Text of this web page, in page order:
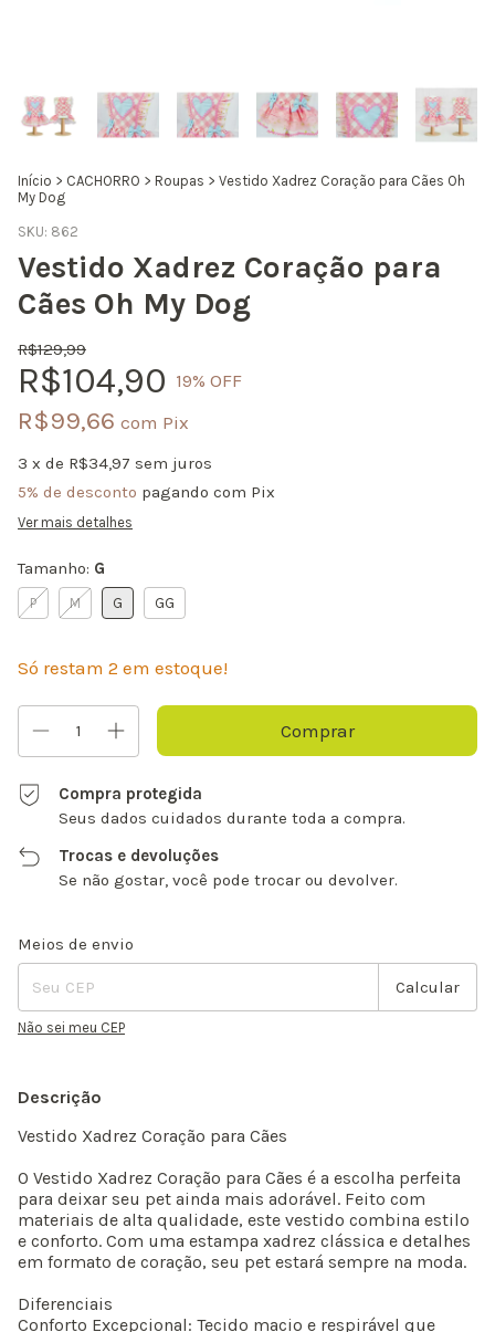
Início > CACHORRO > Roupas > Vestido Xadrez Coração para Cães Oh
My Dog
SKU: 862
Vestido Xadrez Coração para
Cães Oh My Dog
R$129,99
R$104,90 19% OFF
R$99,66 com Pix
3 x de R$34,97 sem juros
5% de desconto pagando com Pix
Ver mais detalhes
Tamanho: G
P M G GG
Só restam 2 em estoque!
Compra protegida
Seus dados cuidados durante toda a compra.
Trocas e devoluções
Se não gostar, você pode trocar ou devolver.
Entregas para o CEP:
Meios de envio
Calcular
Não sei meu CEP
Descrição
Vestido Xadrez Coração para Cães
O Vestido Xadrez Coração para Cães é a escolha perfeita
para deixar seu pet ainda mais adorável. Feito com
materiais de alta qualidade, este vestido combina estilo
e conforto. Com uma estampa xadrez clássica e detalhes
em formato de coração, seu pet estará sempre na moda.
Diferenciais
Conforto Excepcional: Tecido macio e respirável que